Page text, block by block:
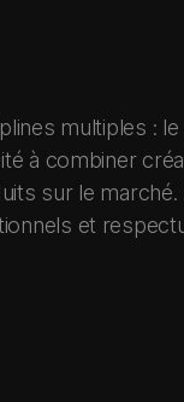
multiples :
à combiner
sur le
et